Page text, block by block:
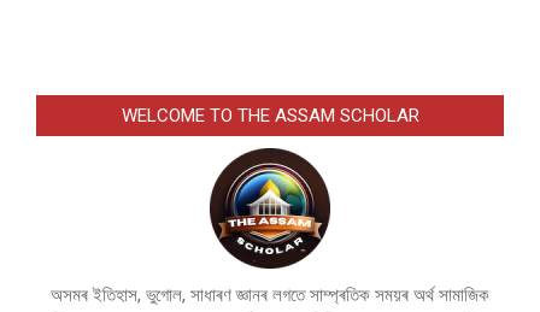
WELCOME TO THE ASSAM SCHOLAR
অসমৰ ইতিহাস, ভুগোল, সাধাৰণ জ্ঞানৰ লগতে সাম্প্ৰতিক সময়ৰ অৰ্থ সামাজিক